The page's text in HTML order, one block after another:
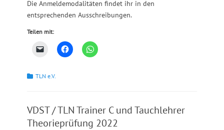
Die Anmeldemodalitäten findet ihr in den
entsprechenden Ausschreibungen.
Teilen mit:
Kategorien
TLN e.V.
VDST / TLN Trainer C und Tauchlehrer
Theorieprüfung 2022